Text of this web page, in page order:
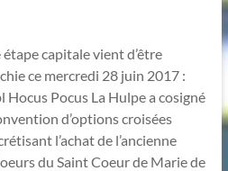
étape capitale vient d’être
ce mercredi 28 juin 2017 :
Hocus Pocus La Hulpe a cosigné
d’options croisées
l’achat de l’ancienne
du Saint Coeur de Marie de